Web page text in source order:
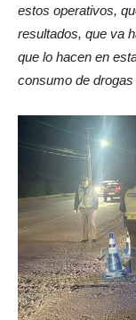
estos operativos,
resultados, que va
que lo hacen en
consumo de